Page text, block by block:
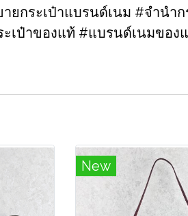
กระเป๋าแบรนด์เนม​ #จำนำก
ะเป๋าของแท้​ #แบรนด์เนมของ
New